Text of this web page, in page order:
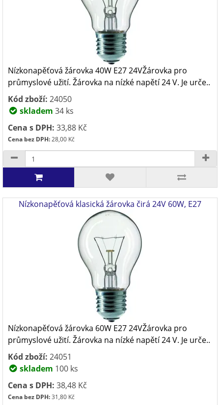
Nízkonapěťová žárovka 40W E27 24VŽárovka pro
průmyslové užití. Žárovka na nízké napětí 24 V. Je urče..
Kód zboží: 24050
skladem 34 ks
Cena s DPH: 33,88 Kč
Cena bez DPH:28,00 Kč
Nízkonapěťová klasická žárovka čirá 24V 60W, E27
Nízkonapěťová žárovka 60W E27 24VŽárovka pro
průmyslové užití. Žárovka na nízké napětí 24 V. Je urče..
Kód zboží: 24051
skladem 100 ks
Cena s DPH: 38,48 Kč
Cena bez DPH:31,80 Kč